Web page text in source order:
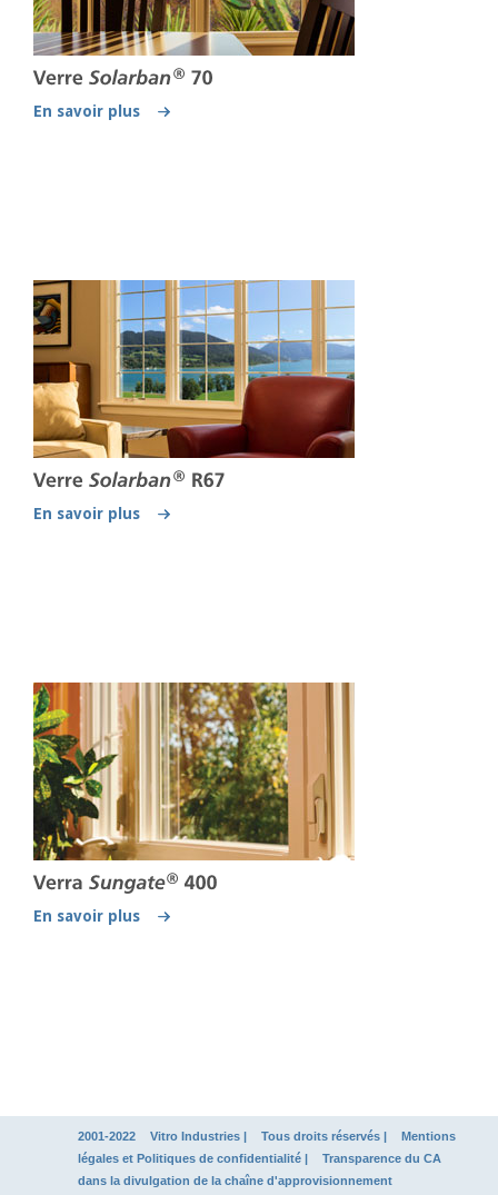
En savoir plus
En savoir plus
En savoir plus
2001-2022 Vitro Industries | Tous droits réservés |
Mentions
légales et Politiques de confidentialité |
Transparence du CA
dans la divulgation de la chaîne d'approvisionnement